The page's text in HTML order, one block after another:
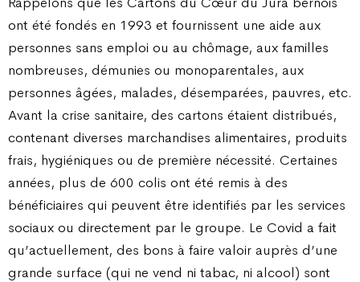
ont été fondés en 1993 et fournissent une aide aux
personnes sans emploi ou au chômage, aux familles
nombreuses, démunies ou monoparentales, aux
personnes âgées, malades, désemparées, pauvres, etc.
Avant la crise sanitaire, des cartons étaient distribués,
contenant diverses marchandises alimentaires, produits
frais, hygiéniques ou de première nécessité. Certaines
années, plus de 600 colis ont été remis à des
bénéficiaires qui peuvent être identifiés par les services
sociaux ou directement par le groupe. Le Covid a fait
qu’actuellement, des bons à faire valoir auprès d’une
grande surface (qui ne vend ni tabac, ni alcool) sont